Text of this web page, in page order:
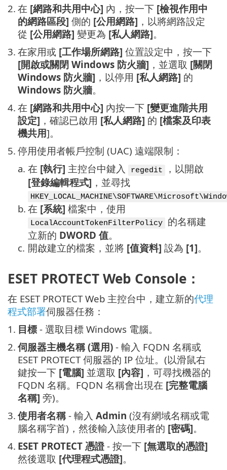
2. 在 [網路和共用中心] 內，按一下 [檢視作用中
的網路區段] 側的 [公用網路] ，以將網路設定
從 [公用網路] 變更為 [私人網路]。
3. 在家用或 [工作場所網路] 位置設定中，按一下
[開啟或關閉 Windows 防火牆] ，並選取 [關閉
Windows 防火牆] ，以停用 [私人網路] 的
Windows 防火牆。
4. 在 [網路和共用中心] 內按一下 [變更進階共用
設定] ，確認已啟用 [私人網路] 的 [檔案及印表
機共用]。
5. 停用使用者帳戶控制 (UAC) 遠端限制：
a. 在 [執行] 主控台中鍵入 regedit
，以開啟
[登錄編輯程式] ，並尋找
b. 在 [系統] 檔案中，使用
LocalAccountTokenFilterPolicy
的名稱建
立新的 DWORD 值。
c. 開啟建立的檔案，並將 [值資料] 設為 [1]。
ESET PROTECT Web Console：
在 ESET PROTECT Web 主控台中，建立新的代理
程式部署伺服器任務：
1. 目標 - 選取目標 Windows 電腦。
2. 伺服器主機名稱 (選用) - 輸入 FQDN 名稱或
ESET PROTECT 伺服器的 IP 位址。(以滑鼠右
鍵按一下 [電腦] 並選取 [內容] ，可尋找機器的
FQDN 名稱。FQDN 名稱會出現在 [完整電腦
名稱] 旁)。
3. 使用者名稱 - 輸入 Admin (沒有網域名稱或電
腦名稱字首)，然後輸入該使用者的 [密碼]。
4. ESET PROTECT 憑證- 按一下 [無選取的憑證]
然後選取 [代理程式憑證]。